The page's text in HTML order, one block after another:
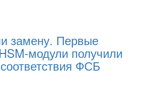
замену. Первые
модули получили
ФСБ